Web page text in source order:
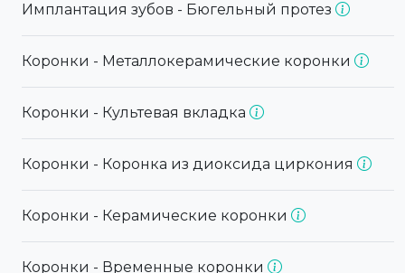
Имплантация зубов - Бюгельный протез
Коронки - Металлокерамические коронки
Коронки - Культевая вкладка
Коронки - Коронка из диоксида циркония
Коронки - Керамические коронки
Коронки - Временные коронки